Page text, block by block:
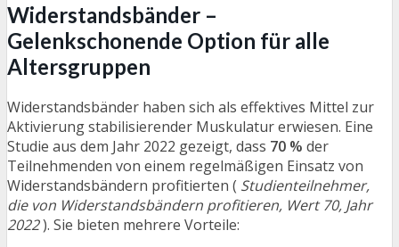
Widerstandsbänder –
Gelenkschonende Option für alle
Altersgruppen
Widerstandsbänder haben sich als effektives Mittel zur
Aktivierung stabilisierender Muskulatur erwiesen. Eine
Studie aus dem Jahr 2022 gezeigt, dass 70 % der
Teilnehmenden von einem regelmäßigen Einsatz von
Widerstandsbändern profitierten ( Studienteilnehmer,
die von Widerstandsbändern profitieren, Wert 70, Jahr
2022). Sie bieten mehrere Vorteile: